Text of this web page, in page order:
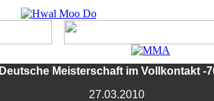
Deutsche Meisterschaft im Vollkontakt -
27.03.2010